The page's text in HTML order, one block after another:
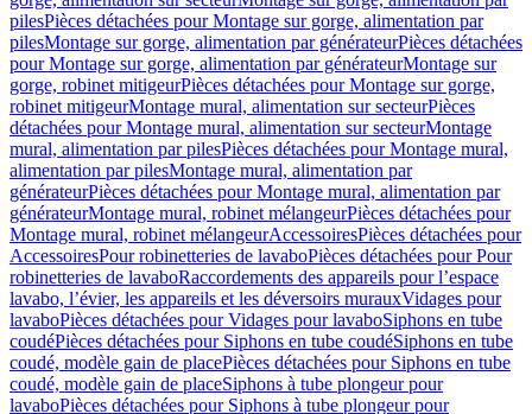
pilesPièces détachées pour Montage sur gorge, alimentation par
pilesMontage sur gorge, alimentation par générateurPièces détachées
pour Montage sur gorge, alimentation par générateurMontage sur
gorge, robinet mitigeurPièces détachées pour Montage sur gorge,
robinet mitigeurMontage mural, alimentation sur secteurPièces
détachées pour Montage mural, alimentation sur secteurMontage
mural, alimentation par pilesPièces détachées pour Montage mural,
alimentation par pilesMontage mural, alimentation par
générateurPièces détachées pour Montage mural, alimentation par
générateurMontage mural, robinet mélangeurPièces détachées pour
Montage mural, robinet mélangeurAccessoiresPièces détachées pour
AccessoiresPour robinetteries de lavaboPièces détachées pour Pour
robinetteries de lavaboRaccordements des appareils pour l’espace
lavabo, l’évier, les appareils et les déversoirs murauxVidages pour
lavaboPièces détachées pour Vidages pour lavaboSiphons en tube
coudéPièces détachées pour Siphons en tube coudéSiphons en tube
coudé, modèle gain de placePièces détachées pour Siphons en tube
coudé, modèle gain de placeSiphons à tube plongeur pour
lavaboPièces détachées pour Siphons à tube plongeur pour